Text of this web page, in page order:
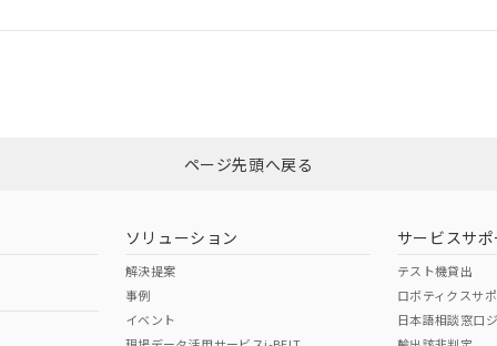
上、n: 140mm以上
ダウンロードはこちら
（日本
（アメリカ
ページ先頭へ戻る
ソリューション
解決提案
事例
イベント
サービスサポ
テスト機貸出
ロボティクスサ
日本語相談窓口